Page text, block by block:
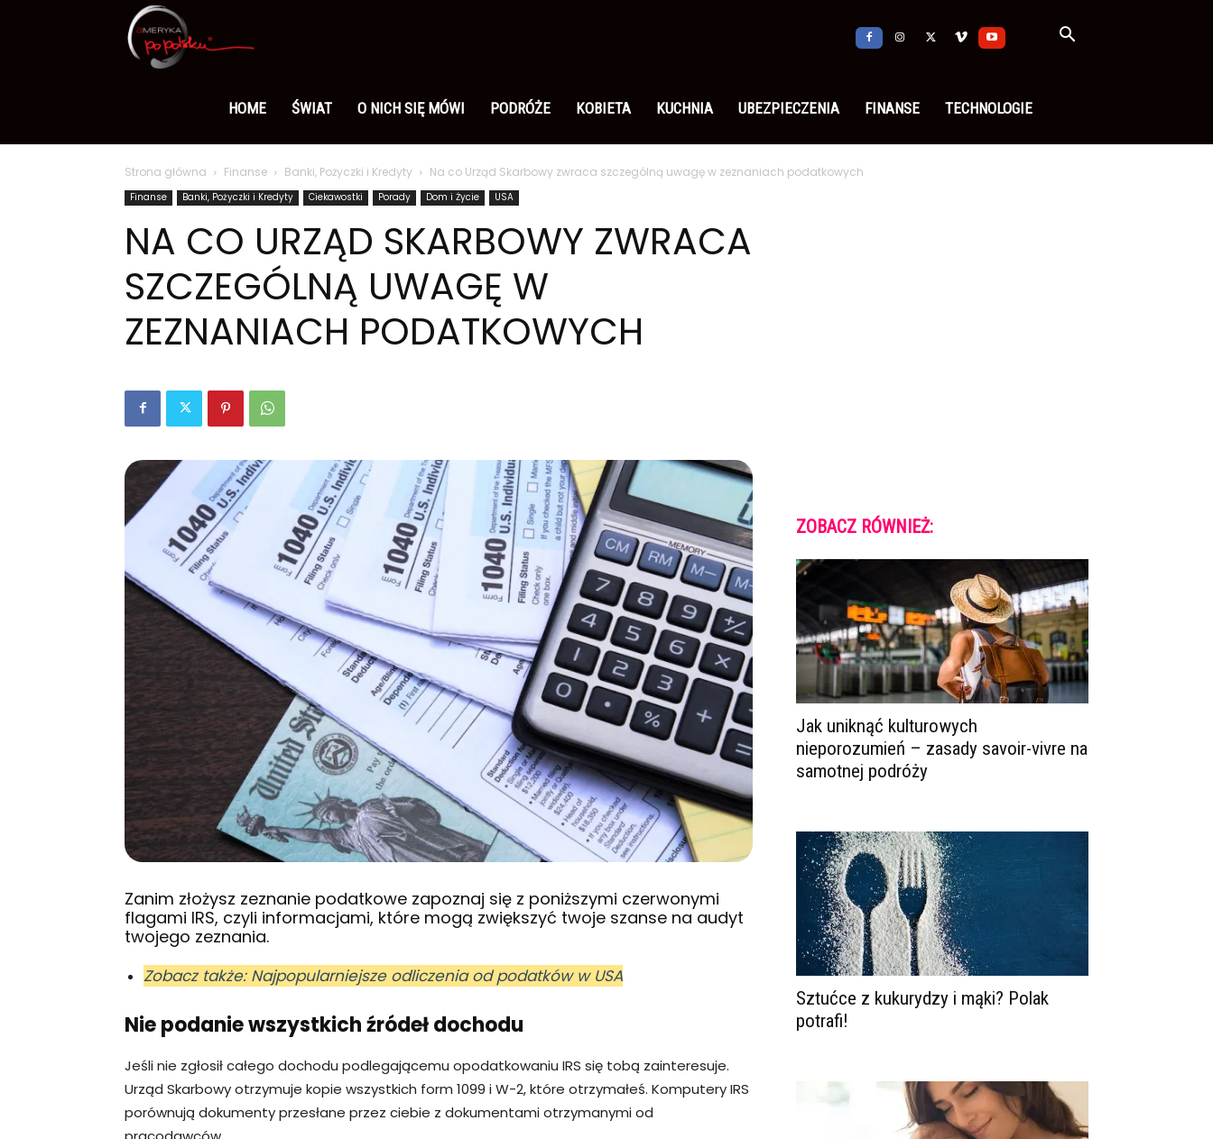
po
polsku
HOME ŚWIAT O NICH SIĘ MÓWI PODRÓŻE KOBIETA KUCHNIA UBEZPIECZENIA FINANSE TECHNOLOGIE
Strona główna Finanse Banki, Pożyczki i Kredyty Na co Urząd Skarbowy zwraca szczególną uwagę w zeznaniach podatkowych
Finanse Banki, Pożyczki i Kredyty Ciekawostki Porady Dom i Życie USA
NA CO URZĄD SKARBOWY ZWRACA
SZCZEGÓLNĄ UWAGĘ W
ZEZNANIACH PODATKOWYCH
Zanim złożysz zeznanie podatkowe zapoznaj się z poniższymi czerwonymi
flagami IRS, czyli informacjami, które mogą zwiększyć twoje szanse na audyt
twojego zeznania.
Zobacz także: Najpopularniejsze odliczenia od podatków w USA
Nie podanie wszystkich źródeł dochodu
Jeśli nie zgłosił całego dochodu podlegającemu opodatkowaniu IRS się tobą zainteresuje.
Urząd Skarbowy otrzymuje kopie wszystkich form 1099 i W-2, które otrzymałeś. Komputery IRS
porównują dokumenty przesłane przez ciebie z dokumentami otrzymanymi od
ZOBACZ RÓWNIEŻ:
Jak uniknąć kulturowych
nieporozumień – zasady savoir-vivre na
samotnej podróży
Sztućce z kukurydzy i mąki? Polak
potrafi!